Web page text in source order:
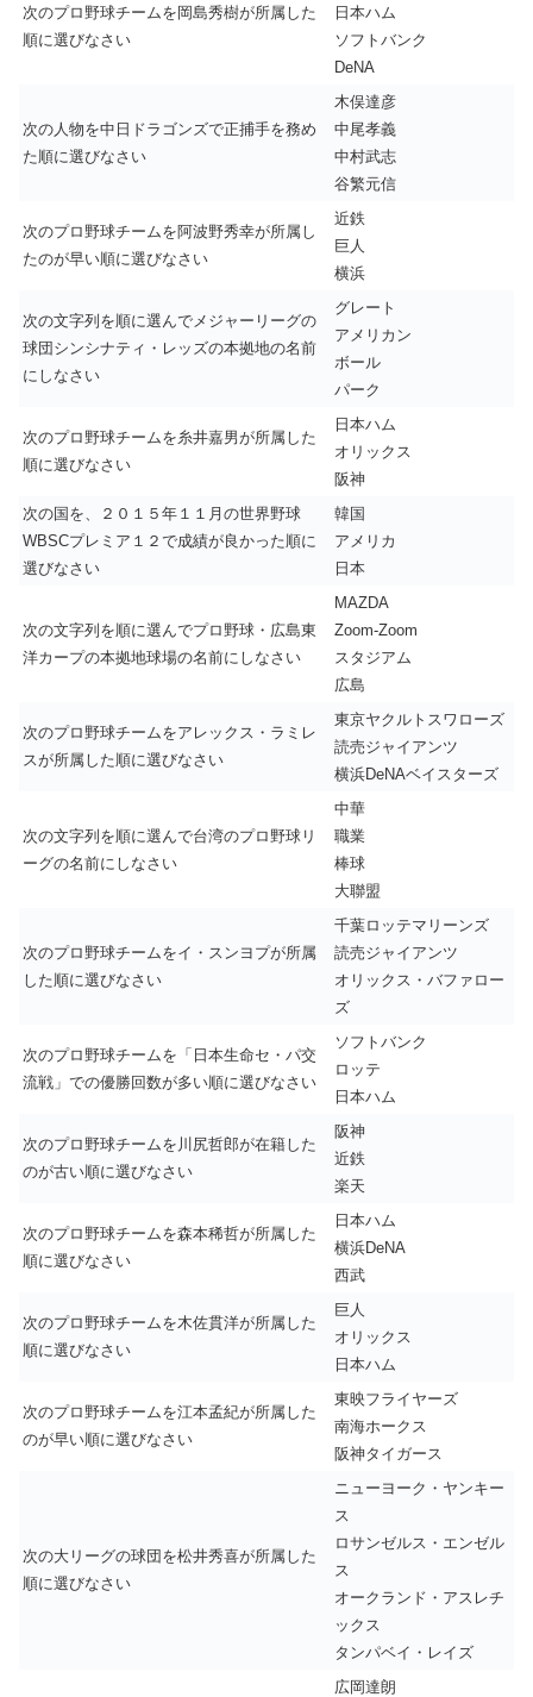
次のプロ野球チームを岡島秀樹が所属した
順に選びなさい
日本ハム
ソフトバンク
DeNA
次の人物を中日ドラゴンズで正捕手を務め
た順に選びなさい
木俣達彦
中尾孝義
中村武志
谷繁元信
次のプロ野球チームを阿波野秀幸が所属し
たのが早い順に選びなさい
近鉄
巨人
横浜
次の文字列を順に選んでメジャーリーグの
球団シンシナティ・レッズの本拠地の名前
にしなさい
グレート
アメリカン
ボール
パーク
次のプロ野球チームを糸井嘉男が所属した
順に選びなさい
日本ハム
オリックス
阪神
次の国を、２０１５年１１月の世界野球
WBSCプレミア１２で成績が良かった順に
選びなさい
韓国
アメリカ
日本
次の文字列を順に選んでプロ野球・広島東
洋カープの本拠地球場の名前にしなさい
MAZDA
Zoom-Zoom
スタジアム
広島
次のプロ野球チームをアレックス・ラミレ
スが所属した順に選びなさい
東京ヤクルトスワローズ
読売ジャイアンツ
横浜DeNAベイスターズ
次の文字列を順に選んで台湾のプロ野球リ
ーグの名前にしなさい
中華
職業
棒球
大聯盟
次のプロ野球チームをイ・スンヨプが所属
した順に選びなさい
千葉ロッテマリーンズ
読売ジャイアンツ
オリックス・バファロー
ズ
次のプロ野球チームを「日本生命セ・パ交
流戦」での優勝回数が多い順に選びなさい
ソフトバンク
ロッテ
日本ハム
次のプロ野球チームを川尻哲郎が在籍した
のが古い順に選びなさい
阪神
近鉄
楽天
次のプロ野球チームを森本稀哲が所属した
順に選びなさい
日本ハム
横浜DeNA
西武
次のプロ野球チームを木佐貫洋が所属した
順に選びなさい
巨人
オリックス
日本ハム
次のプロ野球チームを江本孟紀が所属した
のが早い順に選びなさい
東映フライヤーズ
南海ホークス
阪神タイガース
次の大リーグの球団を松井秀喜が所属した
順に選びなさい
ニューヨーク・ヤンキー
ス
ロサンゼルス・エンゼル
ス
オークランド・アスレチ
ックス
タンパベイ・レイズ
広岡達朗